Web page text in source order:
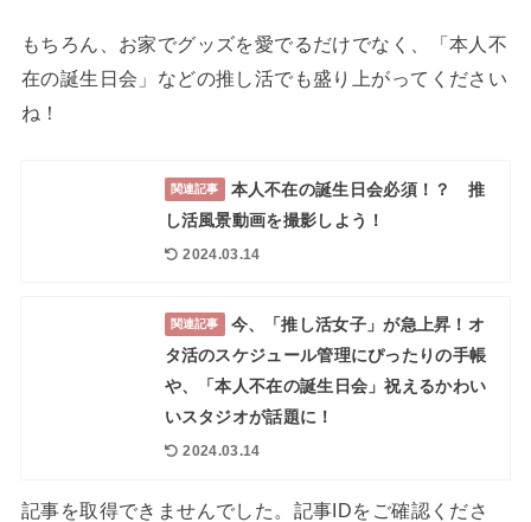
もちろん、お家でグッズを愛でるだけでなく、「本人不
在の誕生日会」などの推し活でも盛り上がってください
ね！
関連記事
本人不在の誕生日会必須！？ 推
し活風景動画を撮影しよう！
2024.03.14
関連記事
今、「推し活女子」が急上昇！オ
タ活のスケジュール管理にぴったりの手帳
や、「本人不在の誕生日会」祝えるかわい
いスタジオが話題に！
2024.03.14
記事を取得できませんでした。記事IDをご確認くださ